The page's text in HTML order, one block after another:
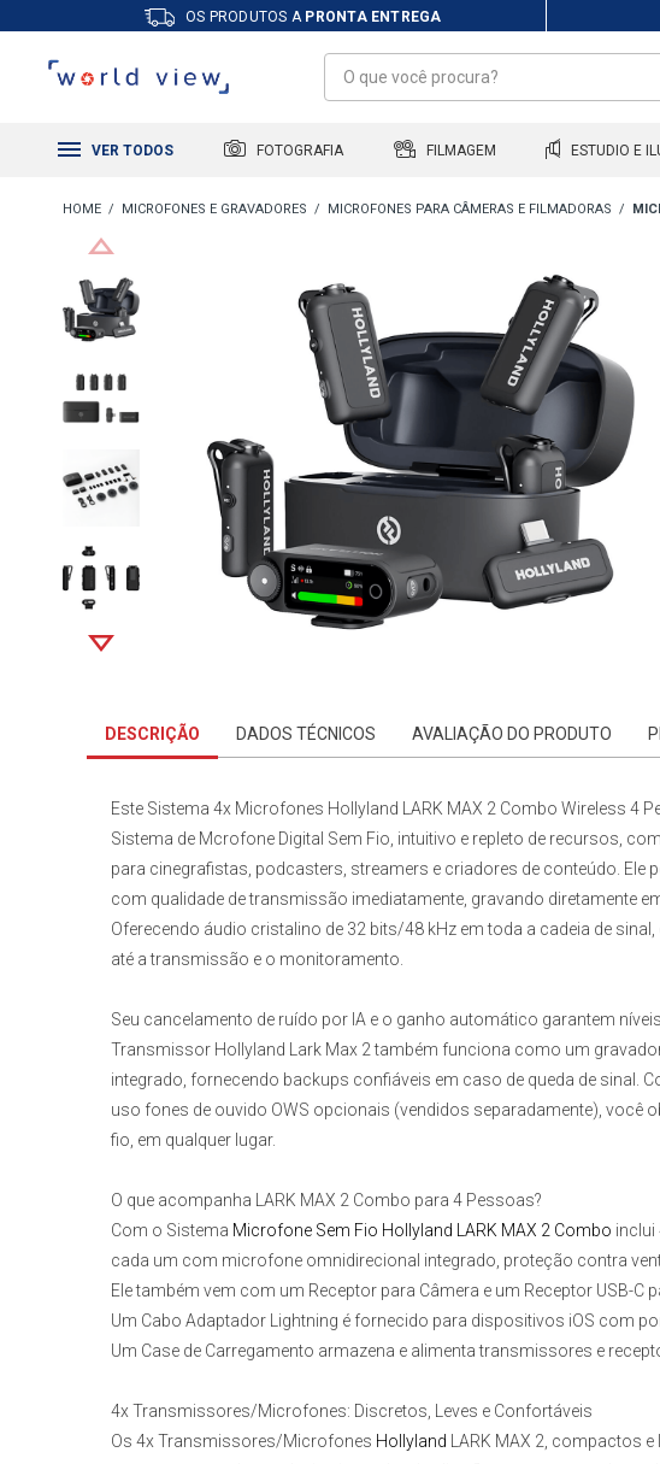
OS PRODUTOS A PRONTA ENTREGA
VER TODOS FOTOGRAFIA FILMAGEM ESTUDIO E
MICROFONES E GRAVADORES MICROFONES PARA CÂMERAS E FILMADORAS
DESCRIÇÃO DADOS TÉCNICOS AVALIAÇÃO DO PRODUTO
Este Sistema 4x Microfones Hollyland LARK MAX 2 Combo Wireless 4
Sistema de Mcrofone Digital Sem Fio, intuitivo e repleto de recursos,
para cinegrafistas, podcasters, streamers e criadores de conteúdo.
com qualidade de transmissão imediatamente, gravando diretamente
Oferecendo áudio cristalino de 32 bits/48 kHz em toda a cadeia de
até a transmissão e o monitoramento.
Seu cancelamento de ruído por IA e o ganho automático garantem
Transmissor Hollyland Lark Max 2 também funciona como um
integrado, fornecendo backups confiáveis em caso de queda de sinal.
uso fones de ouvido OWS opcionais (vendidos separadamente), você
fio, em qualquer lugar.
O que acompanha LARK MAX 2 Combo para 4 Pessoas?
Com o Sistema Microfone Sem Fio Hollyland LARK MAX 2 Combo inclui
cada um com microfone omnidirecional integrado, proteção contra
Ele também vem com um Receptor para Câmera e um Receptor USB-C
Um Cabo Adaptador Lightning é fornecido para dispositivos iOS com
Um Case de Carregamento armazena e alimenta transmissores e
4x Transmissores/Microfones: Discretos, Leves e Confortáveis
Os 4x Transmissores/Microfones Hollyland LARK MAX 2 , compactos